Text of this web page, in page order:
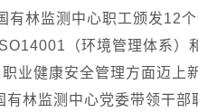
林监测中心职工颁发12
（环境管理体系）
业健康安全管理方面迈上
林监测中心党委带领干部